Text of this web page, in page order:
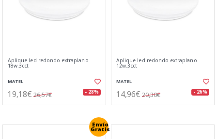
Aplique led redondo extraplano
18w.3cct
MATEL
19,18€ 26,57€ - 28%
Aplique led redondo extraplano
12w.3cct
MATEL
14,96€ 20,30€ - 26%
Envío
Gratis